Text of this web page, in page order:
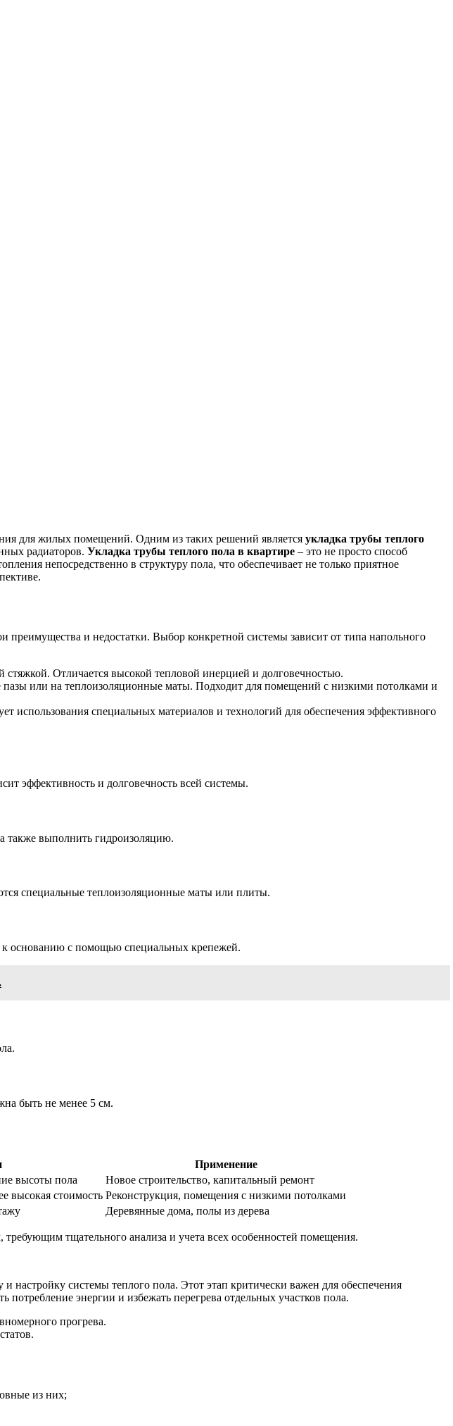
для жилых помещений. Одним из таких решений является укладка трубы теплого
радиаторов. Укладка трубы теплого пола в квартире – это не просто способ
непосредственно в структуру пола, что обеспечивает не только приятное
преимущества и недостатки. Выбор конкретной системы зависит от типа напольного
стяжкой. Отличается высокой тепловой инерцией и долговечностью.
пазы или на теплоизоляционные маты. Подходит для помещений с низкими потолками и
использования специальных материалов и технологий для обеспечения эффективного
эффективность и долговечность всей системы.
также выполнить гидроизоляцию.
специальные теплоизоляционные маты или плиты.
к основанию с помощью специальных крепежей.
быть не менее 5 см.
Применение
высоты пола
Новое строительство, капитальный ремонт
высокая стоимость Реконструкция, помещения с низкими потолками
Деревянные дома, полы из дерева
тщательного анализа и учета всех особенностей помещения.
системы теплого пола. Этот этап критически важен для обеспечения
энергии и избежать перегрева отдельных участков пола.
прогрева.
из них;